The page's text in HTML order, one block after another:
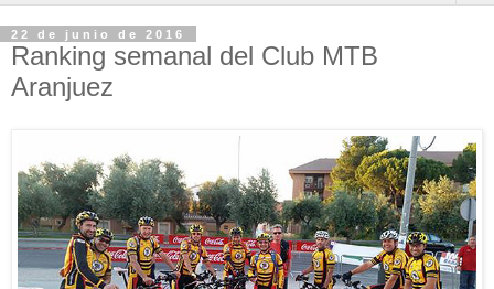
22 de junio de 2016
Ranking semanal del Club MTB
Aranjuez